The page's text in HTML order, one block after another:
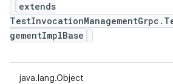
extends
gementImplBase
java.lang.Object